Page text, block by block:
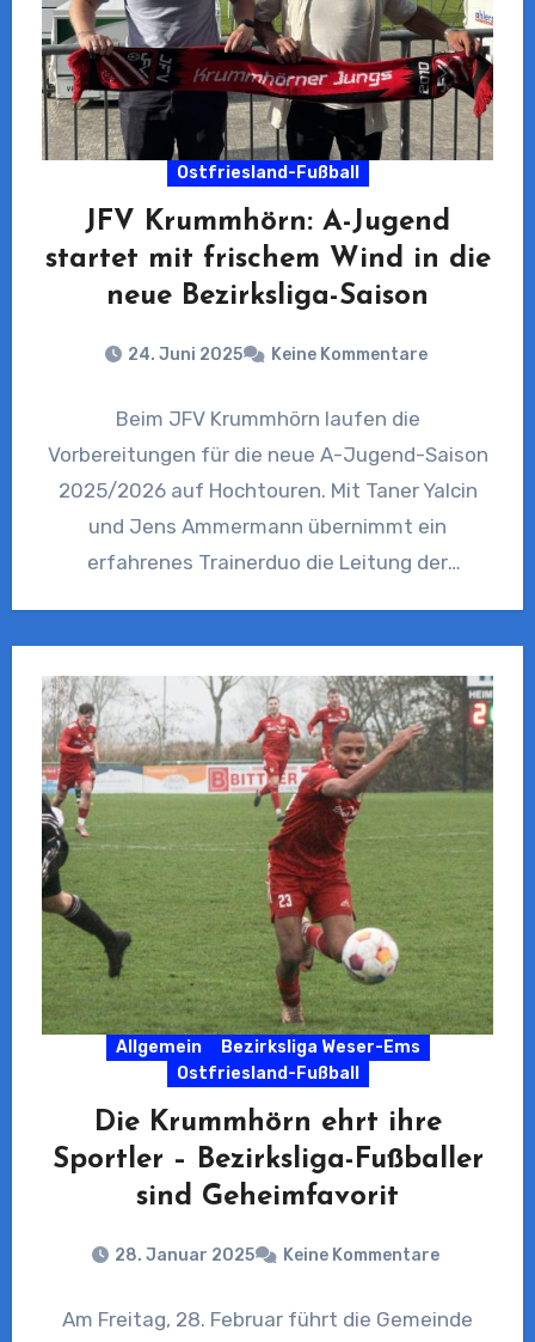
Ostfriesland-Fußball
JFV Krummhörn: A-Jugend
startet mit frischem Wind in die
neue Bezirksliga-Saison
24. Juni 2025 Keine Kommentare
Beim JFV Krummhörn laufen die
Vorbereitungen für die neue A-Jugend-Saison
2025/2026 auf Hochtouren. Mit Taner Yalcin
und Jens Ammermann übernimmt ein
erfahrenes Trainerduo die Leitung der
Allgemein
Bezirksliga Weser-Ems
Ostfriesland-Fußball
Die Krummhörn ehrt ihre
Sportler – Bezirksliga-Fußballer
sind Geheimfavorit
28. Januar 2025 Keine Kommentare
Am Freitag, 28. Februar führt die Gemeinde